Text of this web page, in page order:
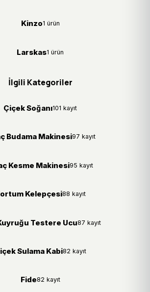
Kinzo1 ürün
Larskas1 ürün
İlgili Kategoriler
Çiçek Soğanı101 kayıt
Budama Makinesi97 kayıt
Kesme Makinesi95 kayıt
Kelepçesi88 kayıt
Testere Ucu87 kayıt
Sulama Kabi82 kayıt
Fide82 kayıt